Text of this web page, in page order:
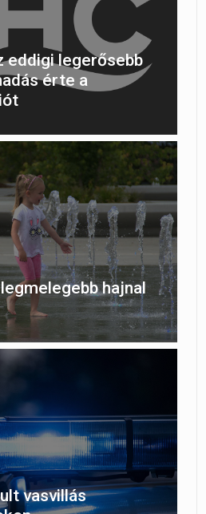
eddigi legerősebb
érte a
hajnal
vasvillás